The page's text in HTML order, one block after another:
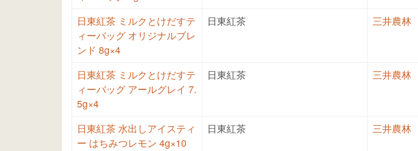
日東紅茶 ミルクとけだすテ
ィーバッグ オリジナルブレ
ンド 8g×4
日東紅茶 三井農林
日東紅茶 ミルクとけだすテ
ィーバッグ アールグレイ 7.
5g×4
日東紅茶 三井農林
日東紅茶 水出しアイスティ
ー はちみつレモン 4g×10
日東紅茶 三井農林